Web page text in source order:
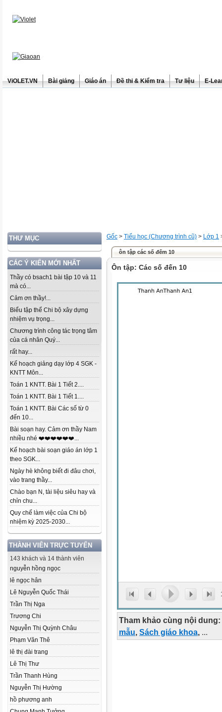
ViOLET.VN Bài giảng Giáo án Đề thi & Kiểm tra Tư liệu E-
THƯ MỤC
CÁC Ý KIẾN MỚI NHẤT
Thầy có bsach1 bài tập 10 và 11
mà có...
Cảm ơn thầy!...
Biểu tập thể Chi bộ xây dựng
nhiệm vụ trọng...
Chương trình công tác trọng tâm
của cá nhân Quý...
rất hay...
Kế hoạch giảng dạy lớp 4 SGK -
KNTT Môn...
Toán 1 KNTT. Bài 1 Tiết 2....
Toán 1 KNTT. Bài 1 Tiết 1....
Toán 1 KNTT. Bài Các số từ 0
đến 10...
Bài soạn hay. Cảm ơn thầy Nam
nhiều nhé ❤️❤️❤️❤️❤️❤️...
Kế hoạch bài soạn giáo án lớp 1
theo SGK...
Ngày hè không biết đi đâu chơi,
vào trang thầy...
Chào bạn N, tài liệu siêu hay và
chỉn chu...
Quy chế làm việc của Chi bộ
nhiệm kỳ 2025-2030...
THÀNH VIÊN TRỰC TUYẾN
143 khách và 14 thành viên
nguyễn hồng ngọc
lê ngọc hân
Lê Nguyễn Quốc Thái
Trần Thị Nga
Trương Chi
Nguyễn Thị Quỳnh Châu
Phạm Văn Thê
lê thị đài trang
Lê Thị Thư
Trần Thanh Hùng
Nguyễn Thị Hường
hồ phương anh
Gốc > Tiểu học (Chương trình cũ) > Lớp 1
ôn tập các số đếm 10
Ôn tập: Các số đến 10
Tham khảo cùng nội dung:
mẫu, Sách giáo khoa, ...